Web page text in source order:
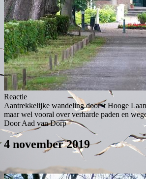
Reactie
Aantrekkelijke wandeling door 't Hooge
maar wel vooral over verharde paden en
Door Aad van Dorp
4 november 2019